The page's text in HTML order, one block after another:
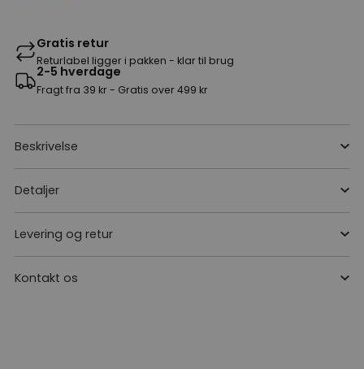
Gratis retur
Returlabel ligger i pakken - klar til brug
2-5 hverdage
Fragt fra 39 kr - Gratis over 499 kr
Beskrivelse
Detaljer
Levering og retur
Kontakt os